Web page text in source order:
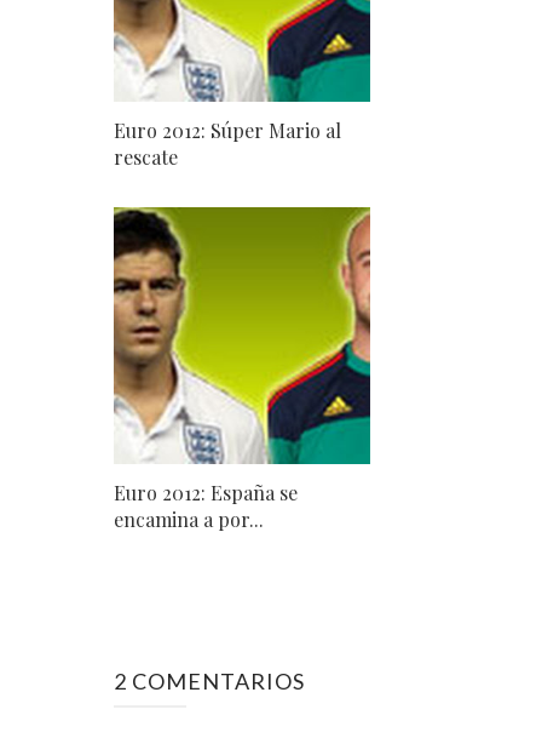
Euro 2012: Súper Mario al
rescate
Euro 2012: España se
encamina a por...
2 COMENTARIOS